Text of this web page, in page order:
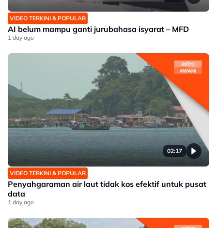
VIDEO TERKINI & POPULAR
AI belum mampu ganti jurubahasa isyarat – MFD
1 day ago
02:17
VIDEO TERKINI & POPULAR
Penyahgaraman air laut tidak kos efektif untuk pusat
data
1 day ago